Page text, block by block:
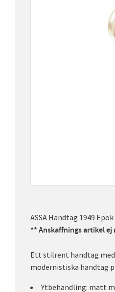
ASSA Handtag 1949
** Anskaffnings artikel
Ett stilrent handtag
modernistiska handtag
Ytbehandling: matt